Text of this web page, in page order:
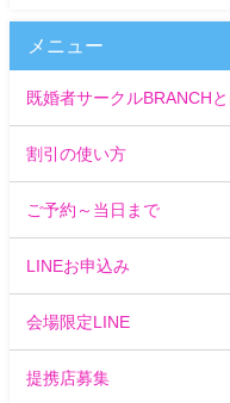
メニュー
既婚者サークルBRANCH
割引の使い方
ご予約～当日まで
LINEお申込み
会場限定LINE
提携店募集